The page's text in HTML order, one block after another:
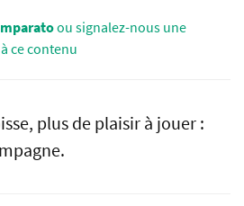
ou signalez-nous une
ce contenu
plus de plaisir à jouer :